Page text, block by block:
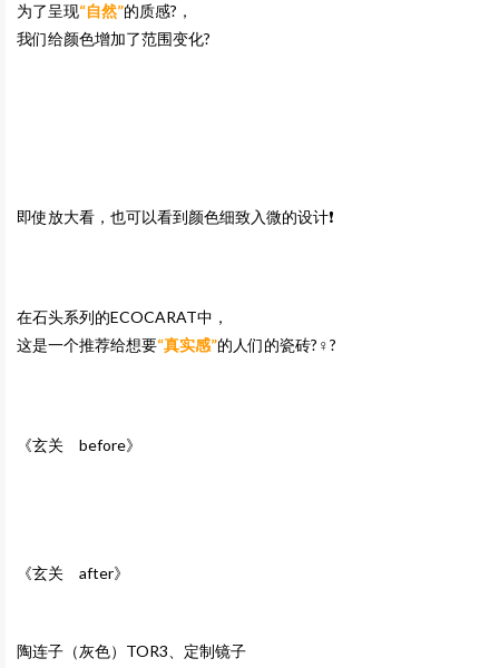
为了呈现“自然”的质感?，
我们给颜色增加了范围变化?
即使放大看，也可以看到颜色细致入微的设计❗️
在石头系列的ECOCARAT中，
这是一个推荐给想要“真实感”的人们的瓷砖?‍♀️?
《玄关 before》
《玄关 after》
陶连子（灰色）TOR3、定制镜子